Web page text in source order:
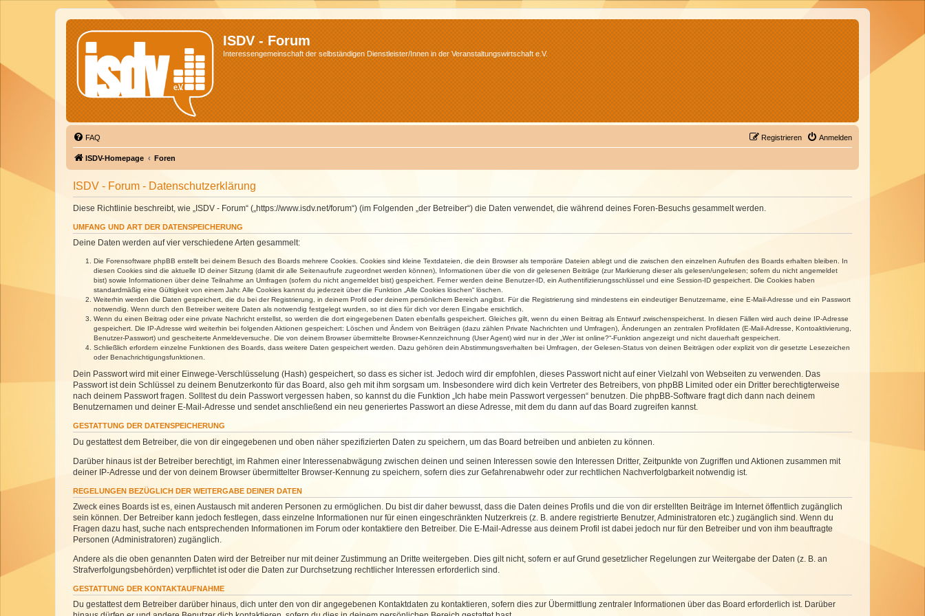
ISDV - Forum
Interessengemeinschaft der selbständigen Dienstleister/Innen in der Veranstaltungswirtschaft e.V.
FAQ Anmelden
Registrieren
ISDV-Homepage Foren
ISDV - Forum - Datenschutzerklärung
Diese Richtlinie beschreibt, wie „ISDV - Forum“ („https://www.isdv.net/forum“) (im Folgenden „der Betreiber“) die Daten verwendet, die während deines Foren-Besuchs gesammelt werden.
UMFANG UND ART DER DATENSPEICHERUNG
Deine Daten werden auf vier verschiedene Arten gesammelt:
Die Forensoftware phpBB erstellt bei deinem Besuch des Boards mehrere Cookies. Cookies sind kleine Textdateien, die dein Browser als temporäre Dateien ablegt und die zwischen den einzelnen Aufrufen des Boards erhalten bleiben. In
diesen Cookies sind die aktuelle ID deiner Sitzung (damit dir alle Seitenaufrufe zugeordnet werden können), Informationen über die von dir gelesenen Beiträge (zur Markierung dieser als gelesen/ungelesen; sofern du nicht angemeldet
bist) sowie Informationen über deine Teilnahme an Umfragen (sofern du nicht angemeldet bist) gespeichert. Ferner werden deine Benutzer-ID, ein Authentifizierungsschlüssel und eine Session-ID gespeichert. Die Cookies haben
standardmäßig eine Gültigkeit von einem Jahr. Alle Cookies kannst du jederzeit über die Funktion „Alle Cookies löschen“ löschen.
Weiterhin werden die Daten gespeichert, die du bei der Registrierung, in deinem Profil oder deinem persönlichem Bereich angibst. Für die Registrierung sind mindestens ein eindeutiger Benutzername, eine E-Mail-Adresse und ein Passwort
notwendig. Wenn durch den Betreiber weitere Daten als notwendig festgelegt wurden, so ist dies für dich vor deren Eingabe ersichtlich.
Wenn du einen Beitrag oder eine private Nachricht erstellst, so werden die dort eingegebenen Daten ebenfalls gespeichert. Gleiches gilt, wenn du einen Beitrag als Entwurf zwischenspeicherst. In diesen Fällen wird auch deine IP-Adresse
gespeichert. Die IP-Adresse wird weiterhin bei folgenden Aktionen gespeichert: Löschen und Ändern von Beiträgen (dazu zählen Private Nachrichten und Umfragen), Änderungen an zentralen Profildaten (E-Mail-Adresse, Kontoaktivierung,
Benutzer-Passwort) und gescheiterte Anmeldeversuche. Die von deinem Browser übermittelte Browser-Kennzeichnung (User Agent) wird nur in der „Wer ist online?“-Funktion angezeigt und nicht dauerhaft gespeichert.
Schließlich erfordern einzelne Funktionen des Boards, dass weitere Daten gespeichert werden. Dazu gehören dein Abstimmungsverhalten bei Umfragen, der Gelesen-Status von deinen Beiträgen oder explizit von dir gesetzte Lesezeichen
oder Benachrichtigungsfunktionen.
Dein Passwort wird mit einer Einwege-Verschlüsselung (Hash) gespeichert, so dass es sicher ist. Jedoch wird dir empfohlen, dieses Passwort nicht auf einer Vielzahl von Webseiten zu verwenden. Das
Passwort ist dein Schlüssel zu deinem Benutzerkonto für das Board, also geh mit ihm sorgsam um. Insbesondere wird dich kein Vertreter des Betreibers, von phpBB Limited oder ein Dritter berechtigterweise
nach deinem Passwort fragen. Solltest du dein Passwort vergessen haben, so kannst du die Funktion „Ich habe mein Passwort vergessen“ benutzen. Die phpBB-Software fragt dich dann nach deinem
Benutzernamen und deiner E-Mail-Adresse und sendet anschließend ein neu generiertes Passwort an diese Adresse, mit dem du dann auf das Board zugreifen kannst.
GESTATTUNG DER DATENSPEICHERUNG
Du gestattest dem Betreiber, die von dir eingegebenen und oben näher spezifizierten Daten zu speichern, um das Board betreiben und anbieten zu können.
Darüber hinaus ist der Betreiber berechtigt, im Rahmen einer Interessenabwägung zwischen deinen und seinen Interessen sowie den Interessen Dritter, Zeitpunkte von Zugriffen und Aktionen zusammen mit
deiner IP-Adresse und der von deinem Browser übermittelter Browser-Kennung zu speichern, sofern dies zur Gefahrenabwehr oder zur rechtlichen Nachverfolgbarkeit notwendig ist.
REGELUNGEN BEZÜGLICH DER WEITERGABE DEINER DATEN
Zweck eines Boards ist es, einen Austausch mit anderen Personen zu ermöglichen. Du bist dir daher bewusst, dass die Daten deines Profils und die von dir erstellten Beiträge im Internet öffentlich zugänglich
sein können. Der Betreiber kann jedoch festlegen, dass einzelne Informationen nur für einen eingeschränkten Nutzerkreis (z. B. andere registrierte Benutzer, Administratoren etc.) zugänglich sind. Wenn du
Fragen dazu hast, suche nach entsprechenden Informationen im Forum oder kontaktiere den Betreiber. Die E-Mail-Adresse aus deinem Profil ist dabei jedoch nur für den Betreiber und von ihm beauftragte
Personen (Administratoren) zugänglich.
Andere als die oben genannten Daten wird der Betreiber nur mit deiner Zustimmung an Dritte weitergeben. Dies gilt nicht, sofern er auf Grund gesetzlicher Regelungen zur Weitergabe der Daten (z. B. an
Strafverfolgungsbehörden) verpflichtet ist oder die Daten zur Durchsetzung rechtlicher Interessen erforderlich sind.
GESTATTUNG DER KONTAKTAUFNAHME
Du gestattest dem Betreiber darüber hinaus, dich unter den von dir angegebenen Kontaktdaten zu kontaktieren, sofern dies zur Übermittlung zentraler Informationen über das Board erforderlich ist. Darüber